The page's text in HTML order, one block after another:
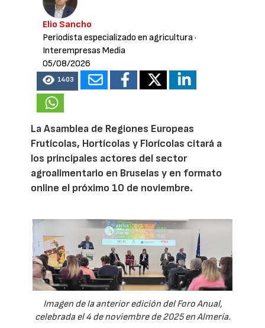
Elio Sancho
Periodista especializado en agricultura·
Interempresas Media
05/08/2026
1403
La Asamblea de Regiones Europeas
Frutícolas, Hortícolas y Florícolas citará a
los principales actores del sector
agroalimentario en Bruselas y en formato
online el próximo 10 de noviembre.
Imagen de la anterior edición del Foro Anual,
celebrada el 4 de noviembre de 2025 en Almería.